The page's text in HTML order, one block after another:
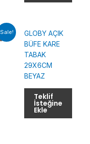
Sale!
GLOBY AÇIK
BÜFE KARE
TABAK
29X6CM
BEYAZ
Teklif
İsteğine
Ekle